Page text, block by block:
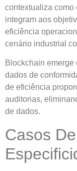
contextualiza como
integram aos
eficiência
cenário industrial
Blockchain
dados de
de eficiência
auditorias,
de dados.
Casos